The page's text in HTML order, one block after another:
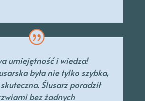
umiejętność i wiedza!
była nie tylko szybka,
Ślusarz poradził
bez żadnych